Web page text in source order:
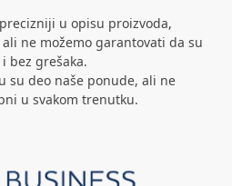
u opisu proizvoda,
ne možemo garantovati da su
bez grešaka.
su deo naše ponude, ali ne
u svakom trenutku.